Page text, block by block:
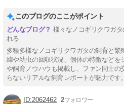
このブログのここがポイント
様々なノコギリクワガ
れる
多種多様なノコギリクワガタの飼育と
緯や幼虫の回収状況、個体の特徴などを
や飼育ノウハウも掲載し、ファン同士の
らないリアルな飼育レポートが魅力です。
2062462 2